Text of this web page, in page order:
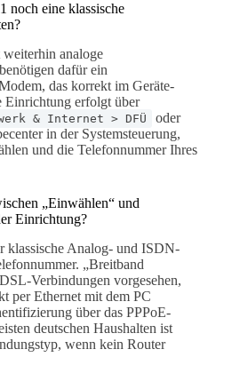
noch eine klassische
analoge
dafür ein
das korrekt im Geräte-
erfolgt über
& Internet > DFÜ
oder
in der Systemsteuerung,
und die Telefonnummer Ihres
„Einwählen“ und
Einrichtung?
klassische Analog- und ISDN-
„Breitband
Verbindungen vorgesehen,
per Ethernet mit dem PC
über das PPPoE-
deutschen Haushalten ist
wenn kein Router